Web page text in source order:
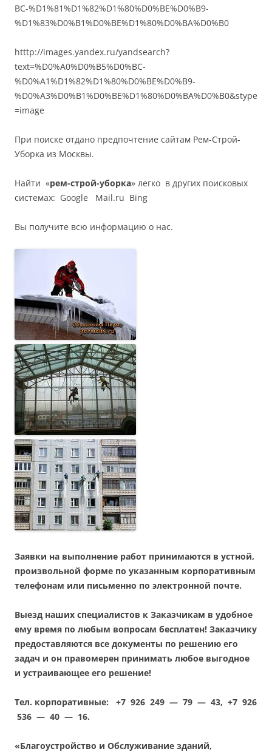
BC-%D1%81%D1%82%D1%80%D0%BE%D0%B9-
%D1%83%D0%B1%D0%BE%D1%80%D0%BA%D0%B0
htttp://images.yandex.ru/yandsearch?
text=%D0%A0%D0%B5%D0%BC-
%D0%A1%D1%82%D1%80%D0%BE%D0%B9-
%D0%A3%D0%B1%D0%BE%D1%80%D0%BA%D0%B0&stype
=image
При поиске отдано предпочтение сайтам Рем-Строй-
Уборка из Москвы.
Найти «рем-строй-уборка» легко в других поисковых
системах: Google Mail.ru Bing
Вы получите всю информацию о нас.
Заявки на выполнение работ принимаются в устной,
произвольной форме по указанным корпоративным
телефонам или письменно по электронной почте.
Выезд наших специалистов к Заказчикам в удобное
ему время по любым вопросам бесплатен! Заказчику
предоставляются все документы по решению его
задач и он правомерен принимать любое выгодное
и устраивающее его решение!
Тел. корпоративные: +7 926 249 — 79 — 43, +7 926
536 — 40 — 16.
«Благоустройство и Обслуживание зданий,